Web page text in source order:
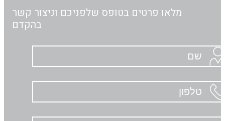
מלאו פרטים בטופס שלפניכם וניצור קשר
בהקדם